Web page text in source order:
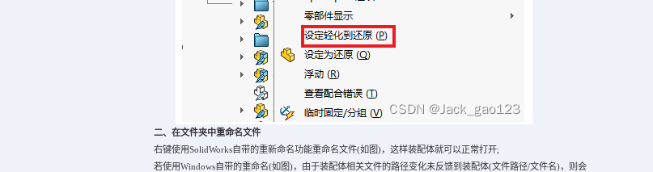
二、在文件夹中重命名文件
右键使用SolidWorks自带的重新命名功能重命名文件(如图)，这样装配体就可以正常打开;
若使用Windows自带的重命名(如图)，由于装配体相关文件的路径变化未反馈到装配体(文件路径/文件名)，则会